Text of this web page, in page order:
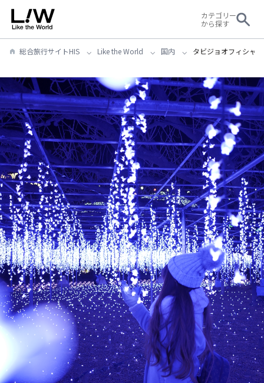
カテゴリー
から探す
総合旅行サイトHIS Like the World 国内 タビジョオフィシャ